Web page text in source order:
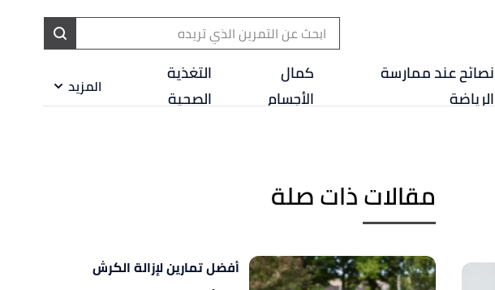
نصائح عند ممارسة
الرياضة
كمال
الأجسام
التغذية
الصحية
المزيد
مقالات ذات صلة
أفضل تمارين لإزالة الكرش